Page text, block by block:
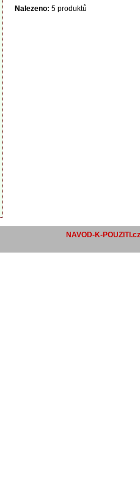
Nalezeno: 5 produktů
NAVOD-K-POUZITI.cz